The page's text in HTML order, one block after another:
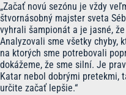
„Začať novú sezónu je vždy
štvornásobný majster sveta
vyhrali šampionát a je jasné,
Analyzovali sme všetky chyby,
na ktorých sme potrebovali
dokážeme, že sme silní. Je
Katar nebol dobrými pretekmi,
určite začať lepšie.“